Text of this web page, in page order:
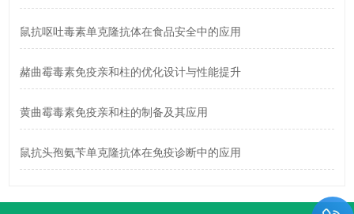
鼠抗呕吐毒素单克隆抗体在食品安全中的应用
赭曲霉毒素免疫亲和柱的优化设计与性能提升
黄曲霉毒素免疫亲和柱的制备及其应用
鼠抗头孢氨苄单克隆抗体在免疫诊断中的应用